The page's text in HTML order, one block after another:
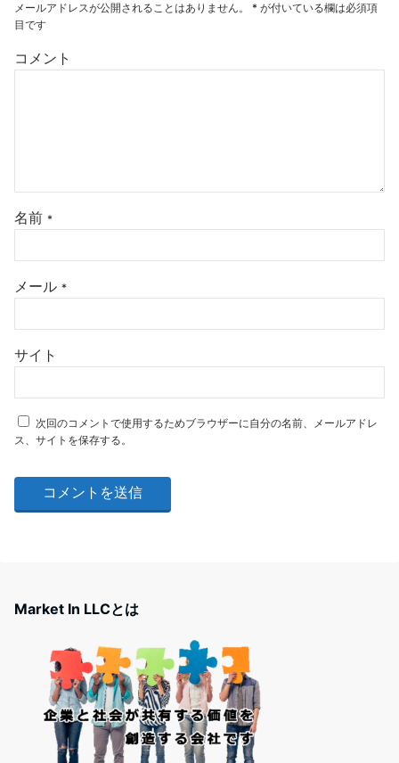
メールアドレスが公開されることはありません。 * が付いている欄は必須項
目です
コメント
名前 *
メール *
サイト
次回のコメントで使用するためブラウザーに自分の名前、メールアドレ
ス、サイトを保存する。
Market In LLCとは